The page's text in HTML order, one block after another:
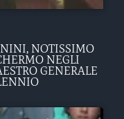
NOTISSIMO
NEGLI
GENERALE